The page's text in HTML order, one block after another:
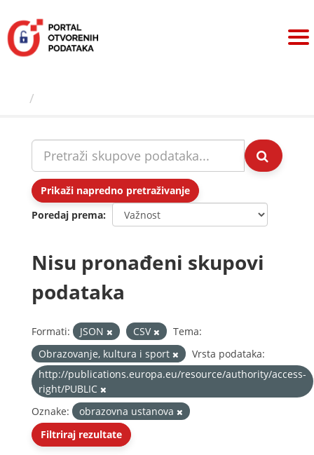
sadržaj
Prikaži napredno pretraživanje
Poredaj prema
Nisu pronađeni skupovi
podataka
Formati: JSON CSV
Tema:
Obrazovanje, kultura i sport
Vrsta podataka:
http://publications.europa.eu/resource/authority/access-
right/PUBLIC
Oznake:
obrazovna ustanova
Filtriraj rezultate